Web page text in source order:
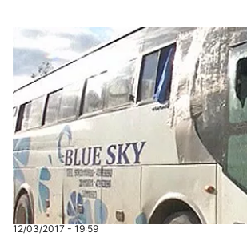
12/03/2017 - 19:59